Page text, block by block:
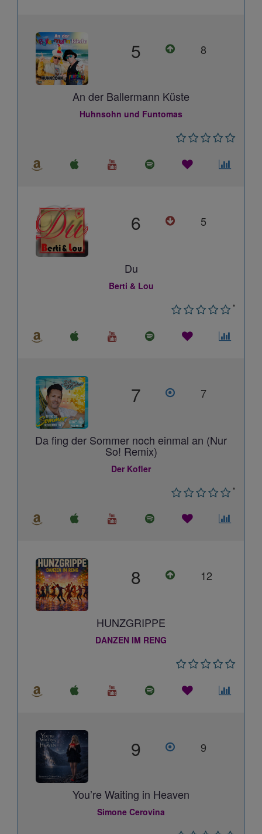
5 8
An der Ballermann Küste
Huhnsohn und Funtomas
6 5
Du
Berti & Lou
*
7 7
Da fing der Sommer noch einmal an (Nur
So! Remix)
Der Kofler
*
8 12
HUNZGRIPPE
DANZEN IM RENG
9 9
You’re Waiting in Heaven
Simone Cerovina